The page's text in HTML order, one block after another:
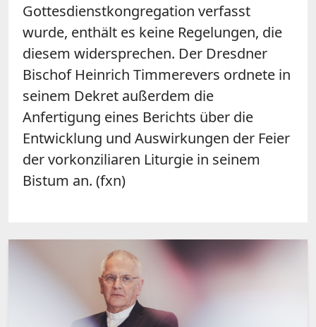
Gottesdienstkongregation verfasst
wurde, enthält es keine Regelungen, die
diesem widersprechen. Der Dresdner
Bischof Heinrich Timmerevers ordnete in
seinem Dekret außerdem die
Anfertigung eines Berichts über die
Entwicklung und Auswirkungen der Feier
der vorkonziliaren Liturgie in seinem
Bistum an. (fxn)